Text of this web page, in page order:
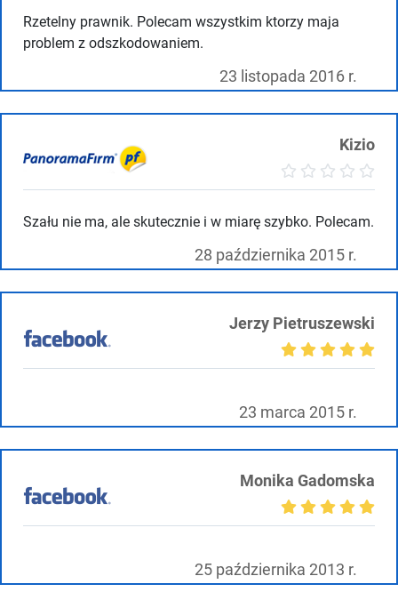
Rzetelny prawnik. Polecam wszystkim ktorzy maja
problem z odszkodowaniem.
23 listopada 2016 r.
Kizio
Szału nie ma, ale skutecznie i w miarę szybko. Polecam.
28 października 2015 r.
Jerzy Pietruszewski
23 marca 2015 r.
Monika Gadomska
25 października 2013 r.